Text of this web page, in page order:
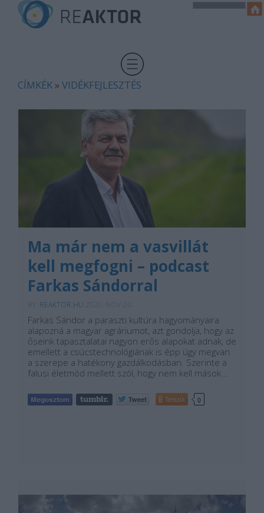
CÍMKÉK » VIDÉKFEJLESZTÉS
Ma már nem a vasvillát
kell megfogni – podcast
Farkas Sándorral
REAKTOR.HU
Farkas Sándor a paraszti kultúra hagyományaira
alapozná a magyar agráriumot, azt gondolja, hogy az
őseink tapasztalatai nagyon erős alapokat adnak, de
emellett a csúcstechnológiának is épp úgy megvan
a szerepe a hatékony gazdálkodásban. Szerinte a
falusi életmód mellett szól, hogy nem kell mások…
Tetszik 0